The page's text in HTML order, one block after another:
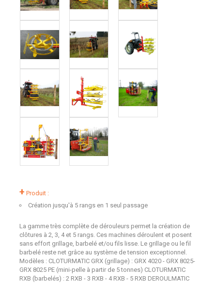
+ Produit :
Création jusqu'à 5 rangs en 1 seul passage
La gamme très complète de dérouleurs permet la création de
clôtures à 2, 3, 4 et 5 rangs. Ces machines déroulent et posent
sans effort grillage, barbelé et/ou fils lisse. Le grillage ou le fil
barbelé reste net grâce au système de tension exceptionnel.
Modèles : CLOTURMATIC GRX (grillage) : GRX 4020 - GRX 8025-
GRX 8025 PE (mini-pelle à partir de 5 tonnes) CLOTURMATIC
RXB (barbelés) : 2 RXB - 3 RXB - 4 RXB - 5 RXB DEROULMATIC